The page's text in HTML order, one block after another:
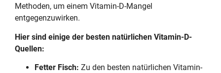
Methoden, um einem Vitamin-D-Mangel
entgegenzuwirken.
Hier sind einige der besten natürlichen Vitamin-D-
Quellen:
Fetter Fisch: Zu den besten natürlichen Vitamin-